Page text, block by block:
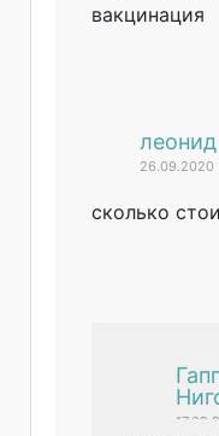
вакцинация
леонид
26.09.2020
сколько